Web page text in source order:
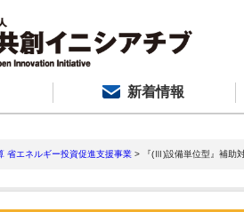
新着情報
省エネルギー投資促進支援事業 > 『(Ⅲ)設備単位型』補助